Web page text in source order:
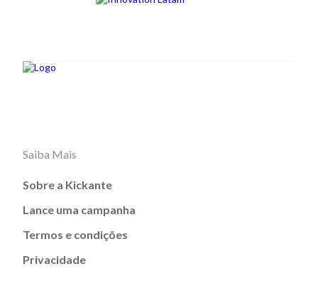
Saiba Mais
Sobre a Kickante
Lance uma campanha
Termos e condições
Privacidade